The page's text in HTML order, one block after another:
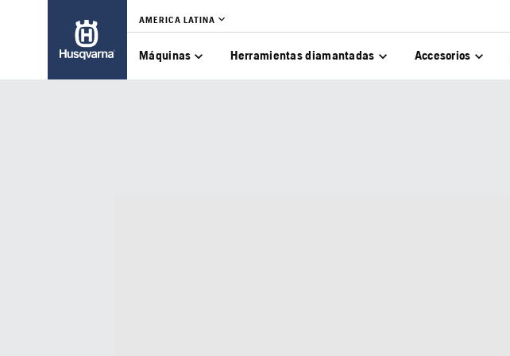
AMERICA LATINA
Máquinas Herramientas diamantadas Accesorios